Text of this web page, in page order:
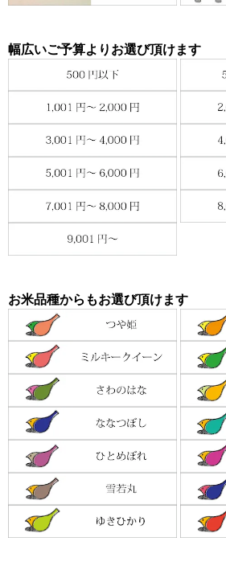
幅広いご予算よりお選び頂けます
お米品種からもお選び頂けます